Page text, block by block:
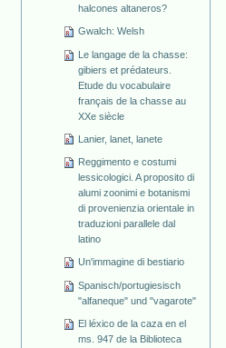
halcones altaneros?
Gwalch: Welsh
Le langage de la chasse:
gibiers et prédateurs.
Etude du vocabulaire
français de la chasse au
XXe siècle
Lanier, lanet, lanete
Reggimento e costumi
lessicologici. A proposito di
alumi zoonimi e botanismi
di provenienzia orientale in
traduzioni parallele dal
latino
Un'immagine di bestiario
Spanisch/portugiesisch
"alfaneque" und "vagarote"
El léxico de la caza en el
ms. 947 de la Biblioteca